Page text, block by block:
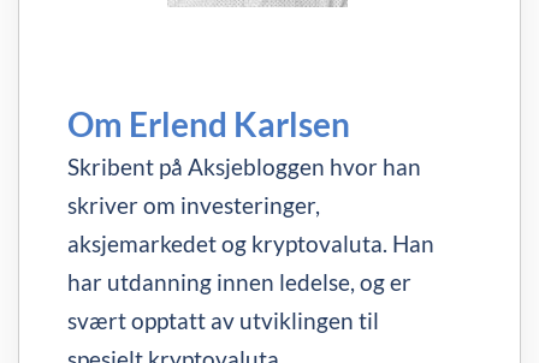
Om Erlend Karlsen
Skribent på Aksjebloggen hvor han
skriver om investeringer,
aksjemarkedet og kryptovaluta. Han
har utdanning innen ledelse, og er
svært opptatt av utviklingen til